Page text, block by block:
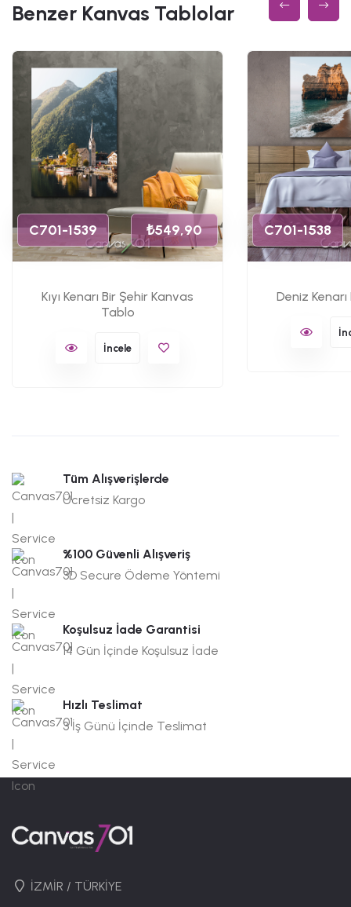
Benzer Kanvas Tablolar
C701-1539 ₺549,90
Kıyı Kenarı Bir Şehir Kanvas
Tablo
İncele
C701-1538
Deniz
Tüm Alışverişlerde
Ücretsiz Kargo
%100 Güvenli Alışveriş
3D Secure Ödeme Yöntemi
Koşulsuz İade Garantisi
14 Gün İçinde Koşulsuz İade
Hızlı Teslimat
3 İş Günü İçinde Teslimat
İZMİR / TÜRKİYE